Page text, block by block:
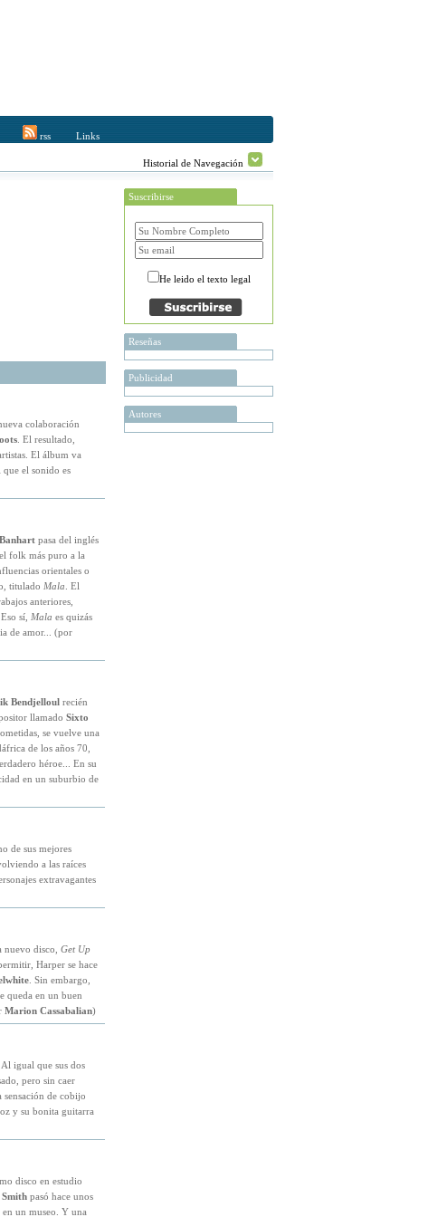
rss Links
Historial de Navegación
colaboración
. El resultado,
El álbum va
el sonido es
pasa del inglés
folk más puro a la
orientales o
titulado Mala . El
anteriores,
sí, Mala es quizás
de amor... (por
Bendjelloulrecién
llamado Sixto
se vuelve una
de los años 70,
héroe... En su
en un suburbio de
de sus mejores
a las raíces
extravagantes
nuevo disco, Get Up
Harper se hace
. Sin embargo,
queda en un buen
Marion Cassabalian)
igual que sus dos
pero sin caer
de cobijo
y su bonita guitarra
disco en estudio
pasó hace unos
un museo. Y una
Suscribirse
He leido el texto legal
Reseñas
Publicidad
Autores